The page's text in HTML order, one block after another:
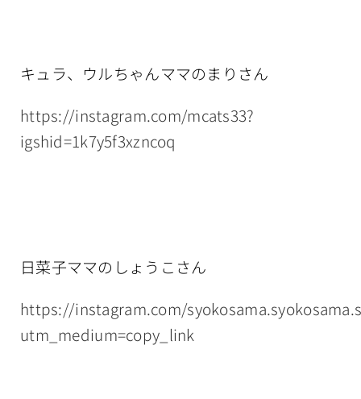
キュラ、ウルちゃんママのまりさん
https://instagram.com/mcats33?
igshid=1k7y5f3xzncoq
日菜子ママのしょうこさん
https://instagram.com/
utm_medium=copy_link